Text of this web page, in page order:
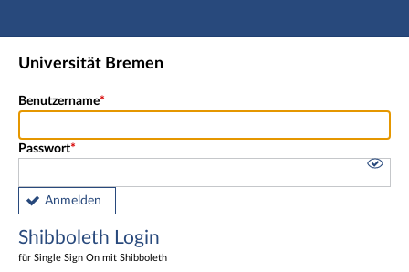
Hauptnavigation
Shibboleth Login
Universität Bremen
Benutzername
Passwort
Anmelden
Shibboleth Login
für Single Sign On mit Shibboleth